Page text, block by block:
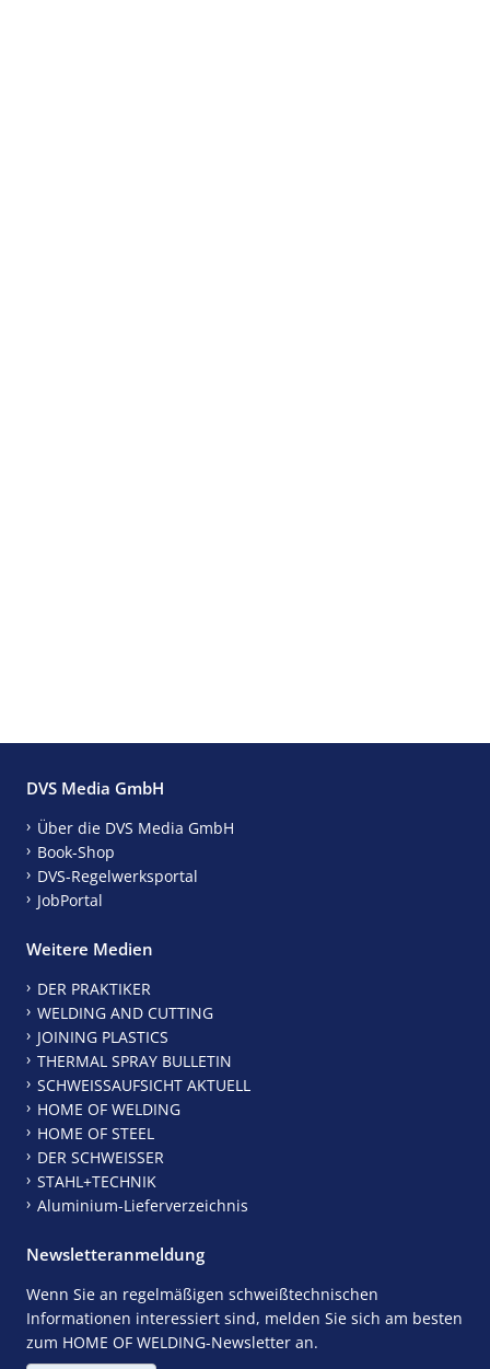
DVS Media GmbH
Über die DVS Media GmbH
Book-Shop
DVS-Regelwerksportal
JobPortal
Weitere Medien
DER PRAKTIKER
WELDING AND CUTTING
JOINING PLASTICS
THERMAL SPRAY BULLETIN
SCHWEISSAUFSICHT AKTUELL
HOME OF WELDING
HOME OF STEEL
DER SCHWEISSER
STAHL+TECHNIK
Aluminium-Lieferverzeichnis
Newsletteranmeldung
Wenn Sie an regelmäßigen schweißtechnischen
Informationen interessiert sind, melden Sie sich am besten
zum HOME OF WELDING-Newsletter an.